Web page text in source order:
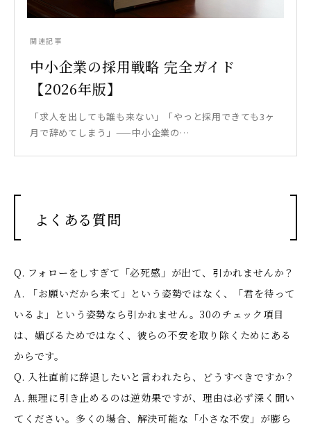
関連記事
中小企業の採用戦略 完全ガイド
【2026年版】
「求人を出しても誰も来ない」「やっと採用できても3ヶ
月で辞めてしまう」——中小企業の…
よくある質問
Q. フォローをしすぎて「必死感」が出て、引かれませんか？
A. 「お願いだから来て」という姿勢ではなく、「君を待って
いるよ」という姿勢なら引かれません。30のチェック項目
は、媚びるためではなく、彼らの不安を取り除くためにある
からです。
Q. 入社直前に辞退したいと言われたら、どうすべきですか？
A. 無理に引き止めるのは逆効果ですが、理由は必ず深く聞い
てください。多くの場合、解決可能な「小さな不安」が膨ら